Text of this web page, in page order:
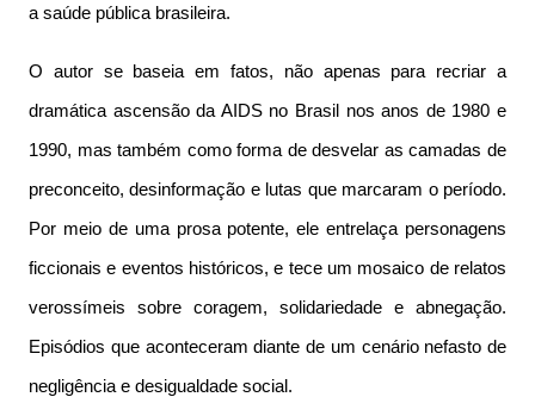
a saúde pública brasileira.
O autor se baseia em fatos, não apenas para recriar a
dramática ascensão da AIDS no Brasil nos anos de 1980 e
1990, mas também como forma de desvelar as camadas de
preconceito, desinformação e lutas que marcaram o período.
Por meio de uma prosa potente, ele entrelaça personagens
ficcionais e eventos históricos, e tece um mosaico de relatos
verossímeis sobre coragem, solidariedade e abnegação.
Episódios que aconteceram diante de um cenário nefasto de
negligência e desigualdade social.